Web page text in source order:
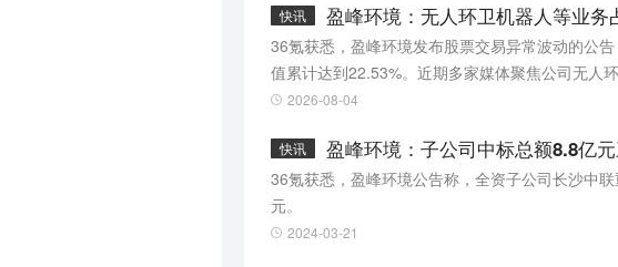
快讯 盈峰环境：无人环卫机器人等业务
36氪获悉，盈峰环境发布股票交易异常波动的公
值累计达到22.53%。近期多家媒体聚焦公司无人
气调节系统相关业务，上述业务实现营收占公司
2026-08-04
快讯 盈峰环境：子公司中标总额8.8亿
36氪获悉，盈峰环境公告称，全资子公司长沙中
元。
2024-03-21